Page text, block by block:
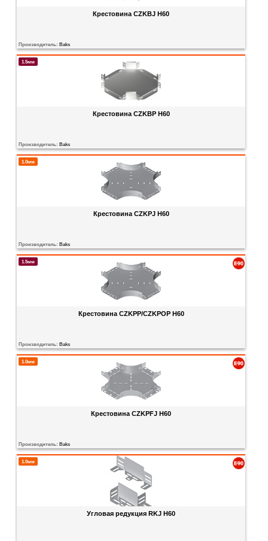
Крестовина CZKBJ H60
Производитель: Baks
1.5мм
Крестовина CZKBP H60
Производитель: Baks
1.0мм
Крестовина CZKPJ H60
Производитель: Baks
1.5мм
Крестовина CZKPP/CZKPOP H60
Производитель: Baks
1.0мм
Крестовина CZKPFJ H60
Производитель: Baks
1.0мм
Угловая редукция RKJ H60